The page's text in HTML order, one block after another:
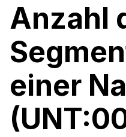
Anzahl
einer